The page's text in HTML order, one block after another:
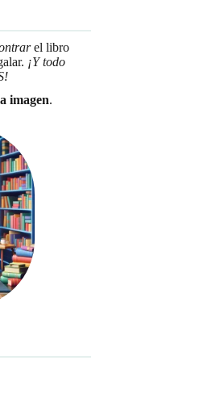
el libro
¡Y todo
imagen.